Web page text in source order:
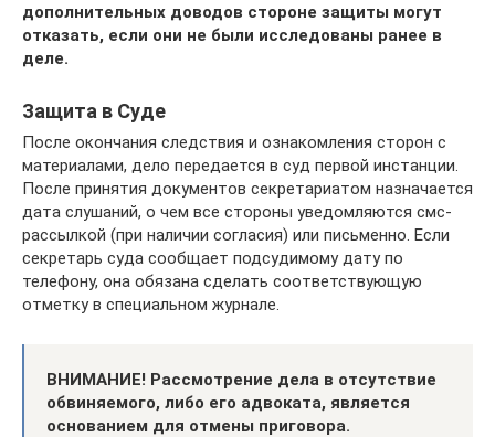
дополнительных доводов стороне защиты могут
отказать, если они не были исследованы ранее в
деле.
Защита в Суде
После окончания следствия и ознакомления сторон с
материалами, дело передается в суд первой инстанции.
После принятия документов секретариатом назначается
дата слушаний, о чем все стороны уведомляются смс-
рассылкой (при наличии согласия) или письменно. Если
секретарь суда сообщает подсудимому дату по
телефону, она обязана сделать соответствующую
отметку в специальном журнале.
ВНИМАНИЕ! Рассмотрение дела в отсутствие
обвиняемого, либо его адвоката, является
основанием для отмены приговора.